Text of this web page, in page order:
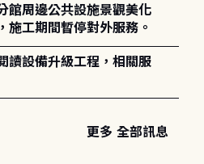
館周邊公共設施景觀美化
施工期間暫停對外服務。
讀設備升級工程，相關服
更多 全部訊息